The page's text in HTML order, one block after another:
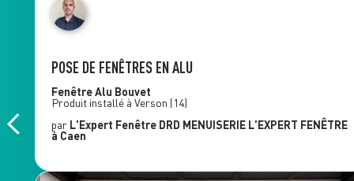
POSE DE FENÊTRES EN ALU
Fenêtre Alu Bouvet
Produit installé à Verson (14)
par L'Expert Fenêtre DRD MENUISERIE L'EXPERT FENÊTRE
à Caen